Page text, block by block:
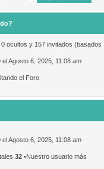
ocultos y 157 invitados (basados
el Agosto 6, 2025, 11:08 am
el Foro
el Agosto 6, 2025, 11:08 am
32 •Nuestro usuario más